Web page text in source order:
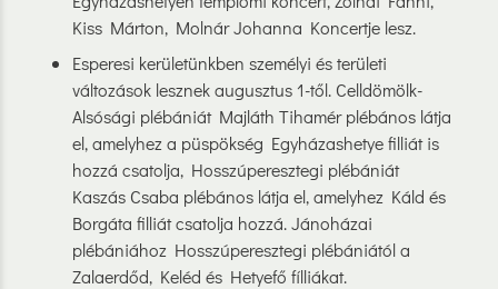
Kiss Márton, Molnár Johanna Koncertje lesz.
Esperesi kerületünkben személyi és területi
változások lesznek augusztus 1-től. Celldömölk-
Alsósági plébániát Majláth Tihamér plébános látja
el, amelyhez a püspökség Egyházashetye filliát is
hozzá csatolja, Hosszúperesztegi plébániát
Kaszás Csaba plébános látja el, amelyhez Káld és
Borgáta filliát csatolja hozzá. Jánoházai
plébániához Hosszúperesztegi plébániától a
Zalaerdőd, Keléd és Hetyefő fílliákat.